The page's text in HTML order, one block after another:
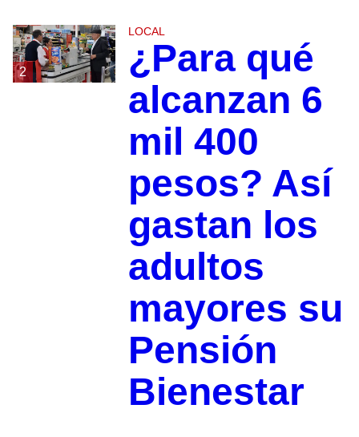
2
LOCAL
¿Para qué
alcanzan 6
mil 400
pesos? Así
gastan los
adultos
mayores su
Pensión
Bienestar